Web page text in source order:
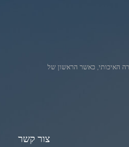
ופיתוח עסק תוכנית. בשנת 1998, החברה שלנו השיגה את המטרה האיכותי, כאשר הראשון של
צור קשר